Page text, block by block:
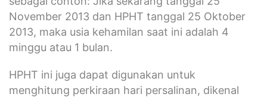
November 2013 dan HPHT tanggal 25 Oktober
2013, maka usia kehamilan saat ini adalah 4
minggu atau 1 bulan.
HPHT ini juga dapat digunakan untuk
menghitung perkiraan hari persalinan, dikenal